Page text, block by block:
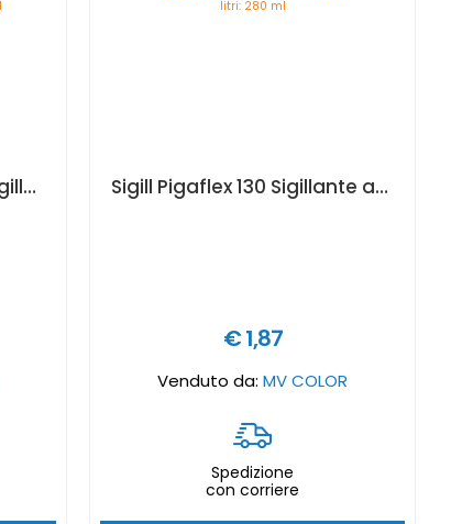
Sigill Pigaflex intonaco Sigillante acrilico monocomponente ad effetto granulare, ideale per stucco e intonaco. - Formato in litri: 300 ml Sigill Pigaflex 130 Sigillante acrilico a base acquosa per applicazioni interne - Formato in litri: 280 ml
€ 1,87
Venduto da:MV COLOR
Spedizione
con corriere